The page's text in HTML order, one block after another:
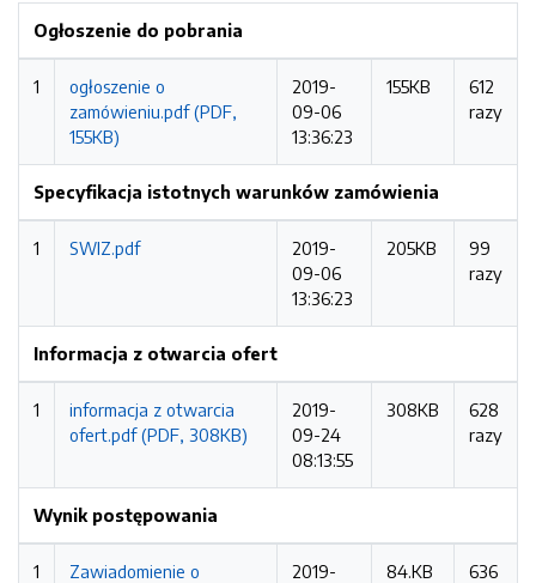
Ogłoszenie do pobrania
1
ogłoszenie o
zamówieniu.pdf (PDF,
155KB)
2019-
09-06
13:36:23
155KB
612
razy
Specyfikacja istotnych warunków zamówienia
1 SWIZ.pdf
2019-
09-06
13:36:23
205KB
99
razy
Informacja z otwarcia ofert
1
informacja z otwarcia
ofert.pdf (PDF, 308KB)
2019-
09-24
08:13:55
308KB
628
razy
Wynik postępowania
1
Zawiadomienie o
2019-
84.KB
636